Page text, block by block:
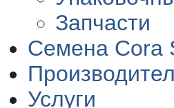
Запчасти
Семена Cora
Услуги